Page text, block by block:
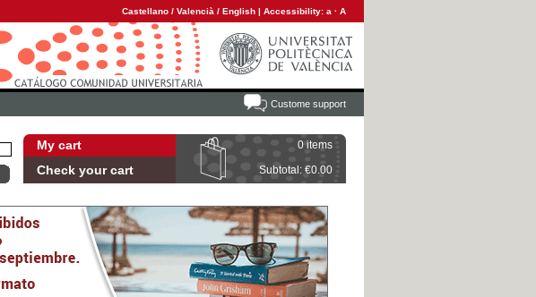
Castellano / Valencià / English | Accessibility: a · A
Custome support
My cart 0 items
Check your cart Subtotal: €0.00